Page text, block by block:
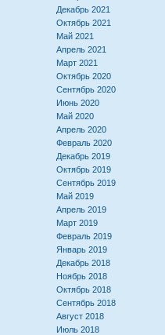
Декабрь 2021
Октябрь 2021
Май 2021
Апрель 2021
Март 2021
Октябрь 2020
Сентябрь 2020
Июнь 2020
Май 2020
Апрель 2020
Февраль 2020
Декабрь 2019
Октябрь 2019
Сентябрь 2019
Май 2019
Апрель 2019
Март 2019
Февраль 2019
Январь 2019
Декабрь 2018
Ноябрь 2018
Октябрь 2018
Сентябрь 2018
Август 2018
Июль 2018